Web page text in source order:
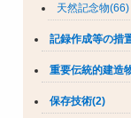
天然記念物(66)
記録作成等の措
重要伝統的建造
保存技術(2)